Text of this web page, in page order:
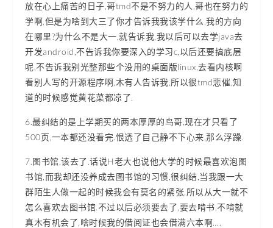
放在心上痛苦的日子,哥tmd不是不努力的人,哥也在努力的
学啊,但是为啥到大三了你才告诉我我该学什么,我的方向
在哪里?为什么不是大一,就告诉我,我以后可以去学java去
开发android,不告诉我你要深入的学习c,以后还要搞底层
呢,不告诉我别光整那些个没用的桌面版linux,去看内核啊
看别人写的开源程序啊,木有人告诉我,所以很tmd悲催,知
道的时候感觉黄花菜都凉了.
6.最纠结的是上学期买的两本厚厚的鸟哥,现在才只看了
500页,一本都还没看完.恨透了自己静不下心来,那么浮躁.
7.图书馆,该去了.话说H老大也说他大学的时候最喜欢泡图
书馆,而我却还没养成去图书馆的习惯,很纠结,当我跟一大
群陌生人做一起的时候我会有莫名的紧张,所以从大一就不
怎么喜欢去图书馆.不过以后必须要去了,要去啃书,不啃就
真木有机会了,啥时候我的借阅证也会借满六本啊….